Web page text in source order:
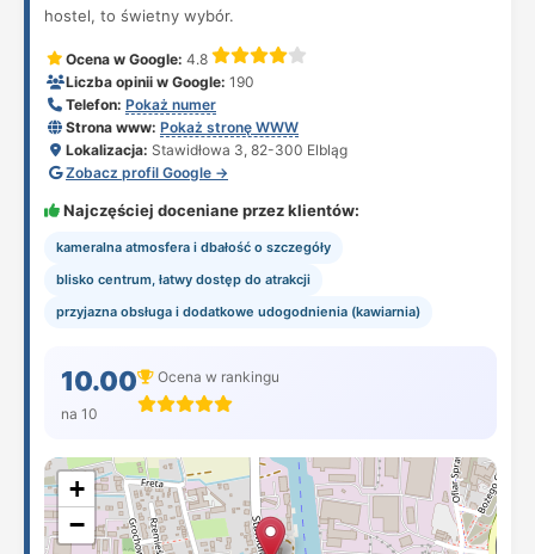
hostel, to świetny wybór.
Ocena w Google: 4.8
Liczba opinii w Google: 190
Telefon: Pokaż numer
Strona www: Pokaż stronę WWW
Lokalizacja: Stawidłowa 3, 82-300 Elbląg
Zobacz profil Google →
Najczęściej doceniane przez klientów:
kameralna atmosfera i dbałość o szczegóły
blisko centrum, łatwy dostęp do atrakcji
przyjazna obsługa i dodatkowe udogodnienia (kawiarnia)
10.00
na 10
Ocena w rankingu
+
−